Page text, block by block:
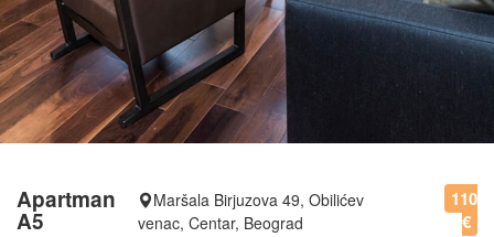
Apartman
A5
Maršala Birjuzova 49, Obilićev
venac, Centar, Beograd
110
€